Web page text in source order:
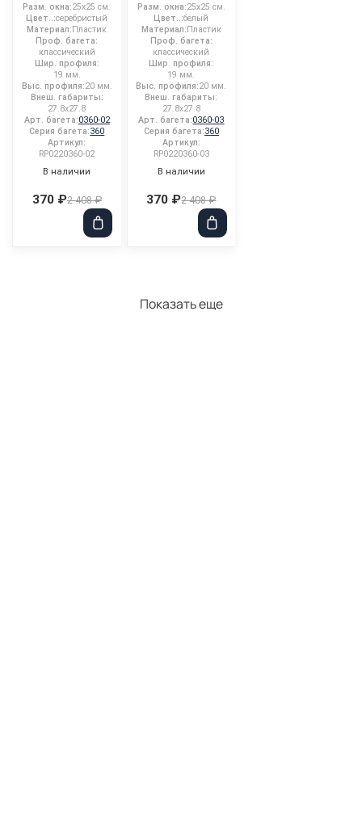
Разм. окна:25x25 см.
Цвет..:серебристый
Материал:Пластик
Проф. багета:
классический
Шир. профиля:
19 мм.
Выс. профиля:20 мм.
Внеш. габариты:
27.8x27.8
Арт. багета:0360-02
Серия багета:360
Артикул:
RP0220360-02
В наличии
370 ₽2 408 ₽
Разм. окна:25x25 см.
Цвет..:белый
Материал:Пластик
Проф. багета:
классический
Шир. профиля:
19 мм.
Выс. профиля:20 мм.
Внеш. габариты:
27.8x27.8
Арт. багета:0360-03
Серия багета:360
Артикул:
RP0220360-03
В наличии
370 ₽2 408 ₽
Показать еще